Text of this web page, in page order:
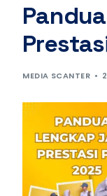
MEDIA SCANTER